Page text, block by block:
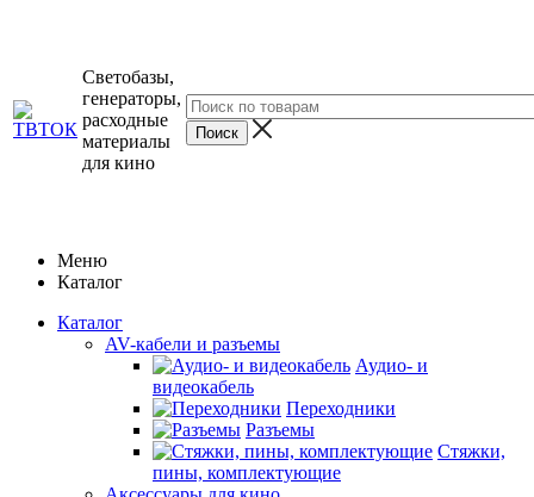
Светобазы,
генераторы,
расходные
материалы
для кино
Меню
Каталог
Каталог
AV-кабели и разъемы
Аудио- и
видеокабель
Переходники
Разъемы
Стяжки,
пины, комплектующие